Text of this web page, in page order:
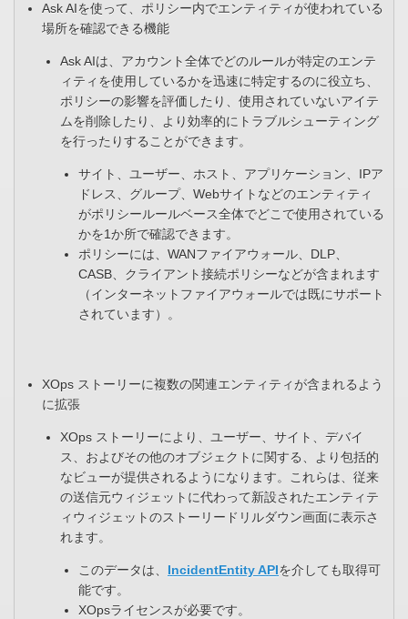
​Ask AIを使って、ポリシー内でエンティティが使われている
場所を確認できる機能​
Ask AIは、アカウント全体でどのルールが特定のエンテ
ィティを使用しているかを迅速に特定するのに役立ち、
ポリシーの影響を評価したり、使用されていないアイテ
ムを削除したり、より効率的にトラブルシューティング
を行ったりすることができます。
サイト、ユーザー、ホスト、アプリケーション、IPア
ドレス、グループ、Webサイトなどのエンティティ
がポリシールールベース全体でどこで使用されている
かを1か所で確認できます。​
ポリシーには、WANファイアウォール、DLP、
CASB、クライアント接続ポリシーなどが含まれます
（インターネットファイアウォールでは既にサポート
されています）。​
XOps ストーリーに複数の関連エンティティが含まれるよう
に拡張
XOps ストーリーにより、ユーザー、サイト、デバイ
ス、およびその他のオブジェクトに関する、より包括的
なビューが提供されるようになります。これらは、従来
の送信元ウィジェットに代わって新設されたエンティテ
ィウィジェットのストーリードリルダウン画面に表示さ
れます。
このデータは、 IncidentEntity APIを介しても取得可
能です。​
XOpsライセンスが必要です。​